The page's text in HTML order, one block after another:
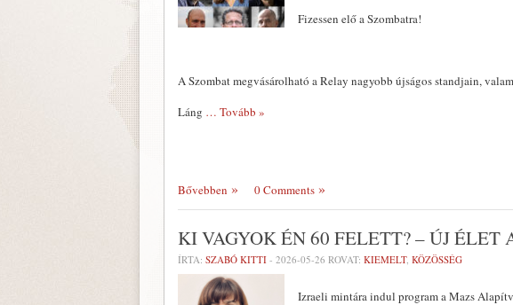
Fizessen elő a Szombatra!
A Szombat megvásárolható a Relay nagyobb újságos standjain,
Láng … Tovább »
Bővebben 0 Comments
KI VAGYOK ÉN 60 FELETT? – ÚJ ÉLET
ÍRTA: SZABÓ KITTI - 2026-05-26 ROVAT: KIEMELT, KÖZÖSSÉG
Izraeli mintára indul program a Mazs